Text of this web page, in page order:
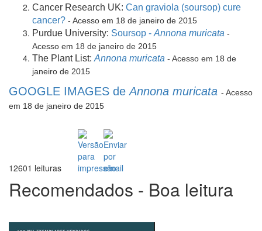
Cancer Research UK: Can graviola (soursop) cure
cancer? - Acesso em 18 de janeiro de 2015
Purdue University: Soursop - Annona muricata -
Acesso em 18 de janeiro de 2015
The Plant List: Annona muricata - Acesso em 18 de
janeiro de 2015
GOOGLE IMAGES deAnnona muricata - Acesso
em 18 de janeiro de 2015
12601 leituras
Recomendados - Boa leitura